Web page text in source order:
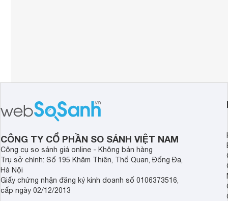
CÔNG TY CỔ PHẦN SO SÁNH VIỆT NAM
Công cụ so sánh giá online - Không bán hàng
Trụ sở chính: Số 195 Khâm Thiên, Thổ Quan, Đống Đa,
Hà Nội
Giấy chứng nhận đăng ký kinh doanh số 0106373516,
cấp ngày 02/12/2013